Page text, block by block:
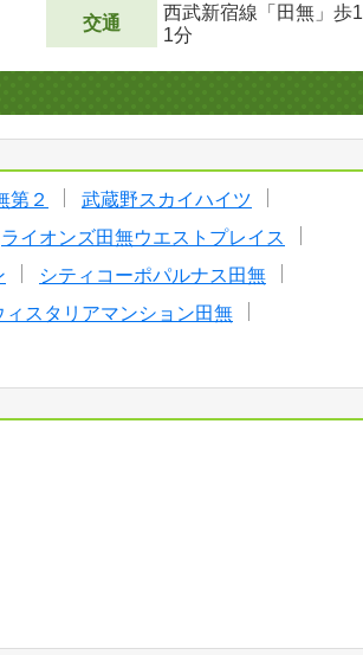
交通
西武新宿線「田無」歩1
1分
第２
武蔵野スカイハイツ
ライオンズ田無ウエストプレイス
シティコーポパルナス田無
ィスタリアマンション田無